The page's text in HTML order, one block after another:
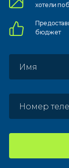
хотели
бюджет